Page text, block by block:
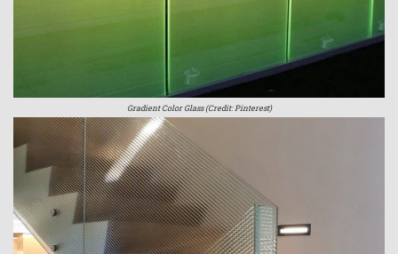
Gradient Color Glass (Credit: Pinterest)